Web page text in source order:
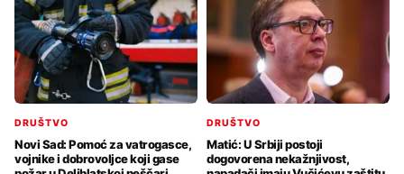
DRUŠTVO
Novi Sad: Pomoć za vatrogasce,
vojnike i dobrovoljce koji gase
DRUŠTVO
Matić: U Srbiji postoji
dogovorena nekažnjivost,